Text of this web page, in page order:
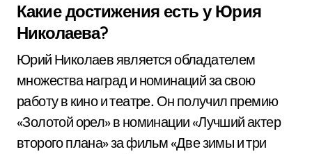
Какие достижения есть у Юрия
Николаева?
Юрий Николаев является обладателем
множества наград и номинаций за свою
работу в кино и театре. Он получил премию
«Золотой орел» в номинации «Лучший актер
второго плана» за фильм «Две зимы и три